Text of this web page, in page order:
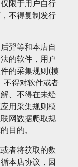
限于用户自行
不得复制发行
羿等和本店自
的软件，用户
的采集规则(模
不得对软件或者
、不得在未经
用采集规则模
网数据爬取规
目的。
者将获取的数
本店协议，因